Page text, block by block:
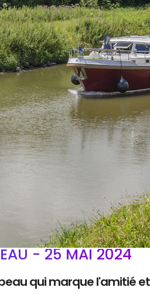
- 25 MAI 2024
qui marque l'amitié